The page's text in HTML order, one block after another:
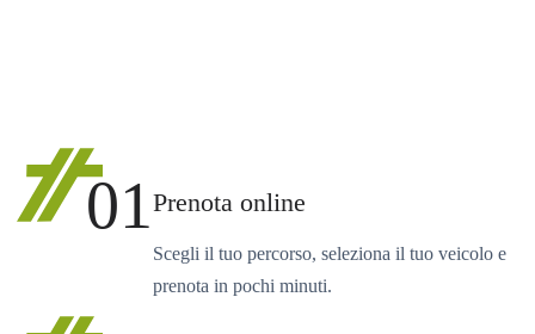
01Prenota online
Scegli il tuo percorso, seleziona il tuo veicolo e
prenota in pochi minuti.